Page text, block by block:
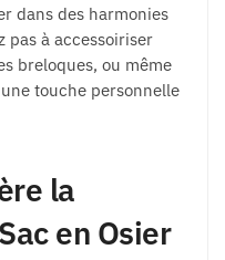
dans des harmonies
pas à accessoiriser
breloques, ou même
touche personnelle
la
en Osier